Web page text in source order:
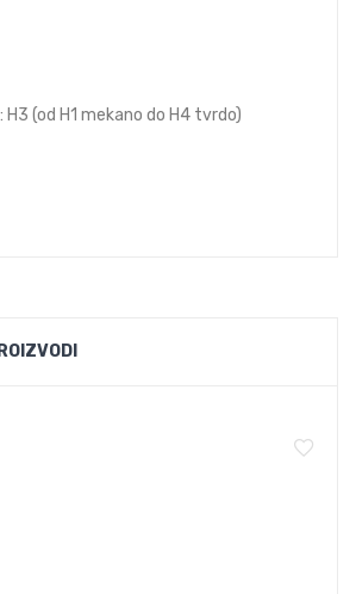
(od H1 mekano do H4 tvrdo)